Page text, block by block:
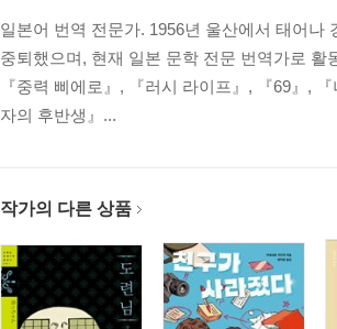
일본어 번역 전문가. 1956년 울산에서 태어
중퇴했으며, 현재 일본 문학 전문 번역가로 활
『중력 삐에로』, 『러시 라이프』, 『69』,
자의 후반생』...
작가의 다른 상품